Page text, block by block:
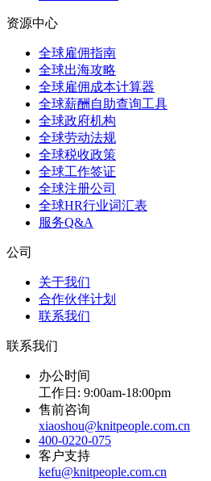
资源中心
全球雇佣指南
全球出海攻略
全球雇佣成本计算器
全球薪酬自助查询工具
全球政府机构
全球劳动法规
全球税收政策
全球工作签证
全球注册公司
全球HR行业词汇表
服务Q&A
公司
关于我们
合作伙伴计划
联系我们
联系我们
办公时间
工作日: 9:00am-18:00pm
售前咨询
xiaoshou@knitpeople.com.cn
400-0220-075
客户支持
kefu@knitpeople.com.cn